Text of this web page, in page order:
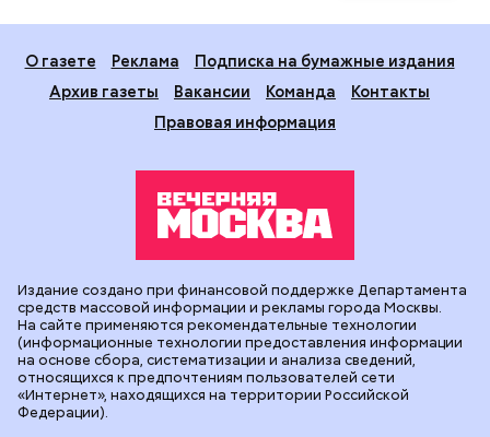
О газете Реклама
Подписка на бумажные издания
Архив газеты
Вакансии Команда
Контакты
Правовая информация
Издание создано при финансовой поддержке Департамента
средств массовой информации и рекламы города Москвы.
На сайте применяются рекомендательные технологии
(информационные технологии предоставления информации
на основе сбора, систематизации и анализа сведений,
относящихся к предпочтениям пользователей сети
«Интернет», находящихся на территории Российской
Федерации).